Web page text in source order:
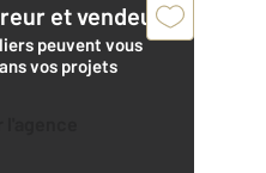
et vendeur,
peuvent vous
vos projets
l'agence